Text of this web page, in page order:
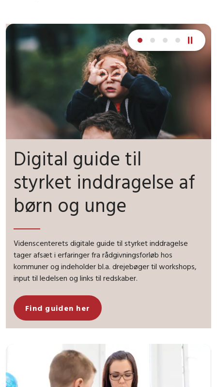
Digital guide til
styrket inddragelse af
børn og unge
Videnscenterets digitale guide til styrket inddragelse
tager afsæt i erfaringer fra rådgivningsforløb hos
kommuner og indeholder bl.a. drejebøger til workshops,
input til ledelsen og links til redskaber.
Find guiden her